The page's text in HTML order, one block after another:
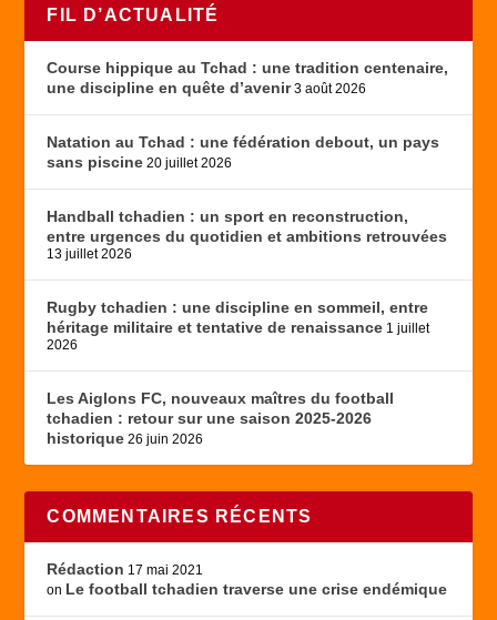
FIL D’ACTUALITÉ
Course hippique au Tchad : une tradition centenaire,
une discipline en quête d’avenir 3 août 2026
Natation au Tchad : une fédération debout, un pays
sans piscine 20 juillet 2026
Handball tchadien : un sport en reconstruction,
entre urgences du quotidien et ambitions retrouvées
13 juillet 2026
Rugby tchadien : une discipline en sommeil, entre
héritage militaire et tentative de renaissance 1 juillet
2026
Les Aiglons FC, nouveaux maîtres du football
tchadien : retour sur une saison 2025-2026
historique 26 juin 2026
COMMENTAIRES RÉCENTS
Rédaction 17 mai 2021
on Le football tchadien traverse une crise endémique